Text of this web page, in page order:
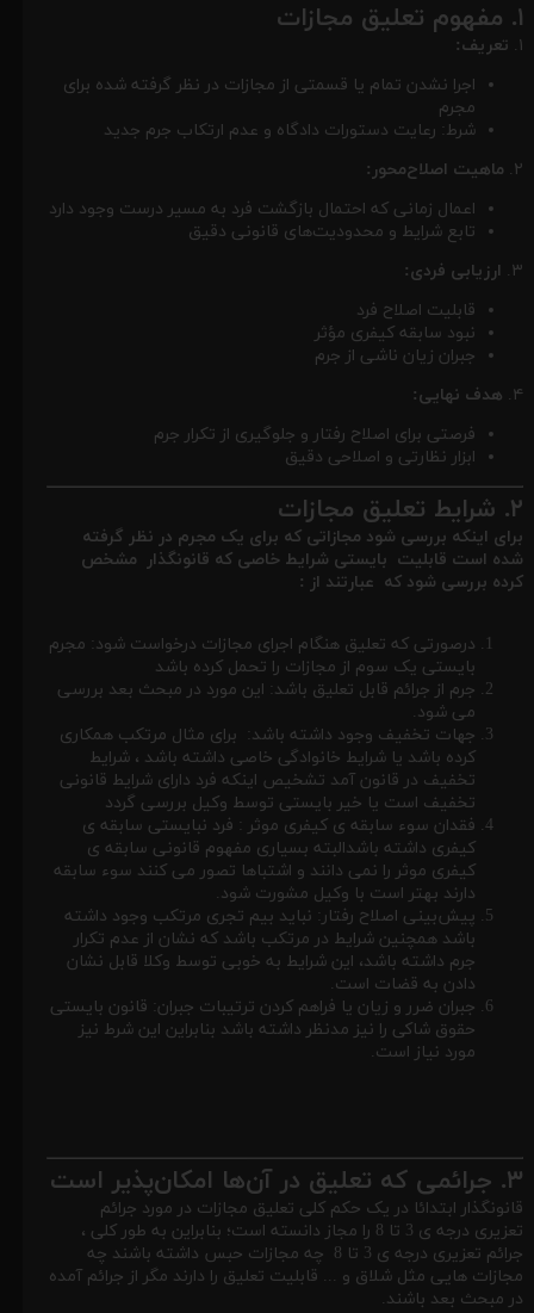
۱. مفهوم تعلیق مجازات
۱. تعریف:
اجرا نشدن تمام یا قسمتی از مجازات در نظر گرفته شده برای
مجرم
شرط: رعایت دستورات دادگاه و عدم ارتکاب جرم جدید
۲. ماهیت اصلاح‌محور:
اعمال زمانی که احتمال بازگشت فرد به مسیر درست وجود دارد
تابع شرایط و محدودیت‌های قانونی دقیق
۳. ارزیابی فردی:
قابلیت اصلاح فرد
نبود سابقه کیفری مؤثر
جبران زیان ناشی از جرم
۴. هدف نهایی:
فرصتی برای اصلاح رفتار و جلوگیری از تکرار جرم
ابزار نظارتی و اصلاحی دقیق
۲. شرایط تعلیق مجازات
برای اینکه بررسی شود مجازاتی که برای یک مجرم در نظر گرفته
شده است قابلیت بایستی شرایط خاصی که قانونگذار مشخص
کرده بررسی شود که عبارتند از :
درصورتی که تعلیق هنگام اجرای مجازات درخواست شود: مجرم
بایستی یک سوم از مجازات را تحمل کرده باشد
جرم از جرائم قابل تعلیق باشد: این مورد در مبحث بعد بررسی
می شود.
جهات تخفیف وجود داشته باشد: برای مثال مرتکب همکاری
کرده باشد یا شرایط خانوادگی خاصی داشته باشد ، شرایط
تخفیف در قانون آمد تشخیص اینکه فرد دارای شرایط قانونی
تخفیف است یا خیر بایستی توسط وکیل بررسی گردد
فقدان سوء سابقه ی کیفری موثر : فرد نبایستی سابقه ی
کیفری داشته باشدالبته بسیاری مفهوم قانونی سابقه ی
کیفری موثر را نمی دانند و اشتباها تصور می کنند سوء سابقه
دارند بهتر است با وکیل مشورت شود.
پیش‌بینی اصلاح رفتار: نباید بیم تجری مرتکب وجود داشته
باشد همچنین شرایط در مرتکب باشد که نشان از عدم تکرار
جرم داشته باشد، این شرایط به خوبی توسط وکلا قابل نشان
دادن به قضات است.
جبران ضرر و زیان یا فراهم کردن ترتیبات جبران: قانون بایستی
حقوق شاکی را نیز مدنظر داشته باشد بنابراین این شرط نیز
مورد نیاز است.
۳. جرائمی که تعلیق در آن‌ها امکان‌پذیر است
قانونگذار ابتدائا در یک حکم کلی تعلیق مجازات در مورد جرائم
تعزیری درجه ی 3 تا 8 را مجاز دانسته است؛ بنابراین به طور کلی ،
جرائم تعزیری درجه ی 3 تا 8 چه مجازات حبس داشته باشند چه
مجازات هایی مثل شلاق و ... قابلیت تعلیق را دارند مگر از جرائم آمده
در مبحث بعد باشند.